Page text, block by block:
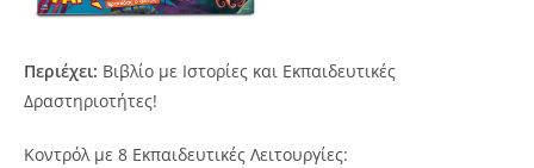
Περιέχει: Βιβλίο με Ιστορίες και Εκπαιδευτικές
Δραστηριοτήτες!
Κοντρόλ με 8 Εκπαιδευτικές Λειτουργίες: